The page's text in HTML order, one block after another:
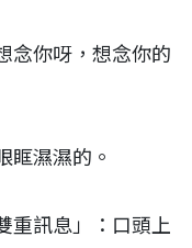
念你呀，想念你的
眶濕濕的。
重訊息」：口頭上